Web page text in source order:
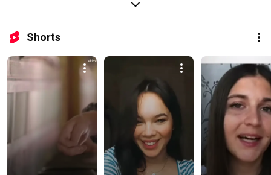
Shorts